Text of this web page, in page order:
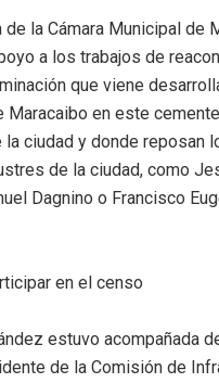
la Cámara Municipal de
a los trabajos de
que viene
Maracaibo en este
la ciudad y donde reposan
de la ciudad, como
Dagnino o Francisco
en el censo
estuvo acompañada
de la Comisión de